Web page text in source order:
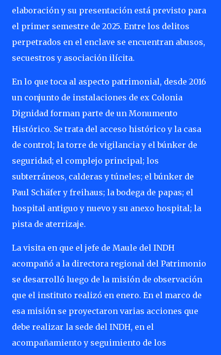
elaboración y su presentación está previsto para
el primer semestre de 2025. Entre los delitos
perpetrados en el enclave se encuentran abusos,
secuestros y asociación ilícita.
En lo que toca al aspecto patrimonial, desde 2016
un conjunto de instalaciones de ex Colonia
Dignidad forman parte de un Monumento
Histórico. Se trata del acceso histórico y la casa
de control; la torre de vigilancia y el búnker de
seguridad; el complejo principal; los
subterráneos, calderas y túneles; el búnker de
Paul Schäfer y freihaus; la bodega de papas; el
hospital antiguo y nuevo y su anexo hospital; la
pista de aterrizaje.
La visita en que el jefe de Maule del INDH
acompañó a la directora regional del Patrimonio
se desarrolló luego de la misión de observación
que el instituto realizó en enero. En el marco de
esa misión se proyectaron varias acciones que
debe realizar la sede del INDH, en el
acompañamiento y seguimiento de los